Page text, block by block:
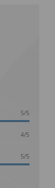
5/5
4/5
5/5